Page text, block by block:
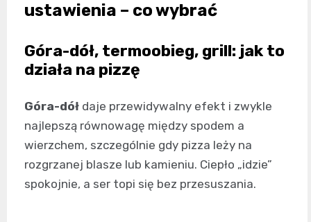
ustawienia – co wybrać
Góra-dół, termoobieg, grill: jak to
działa na pizzę
Góra-dół daje przewidywalny efekt i zwykle
najlepszą równowagę między spodem a
wierzchem, szczególnie gdy pizza leży na
rozgrzanej blasze lub kamieniu. Ciepło „idzie”
spokojnie, a ser topi się bez przesuszania.